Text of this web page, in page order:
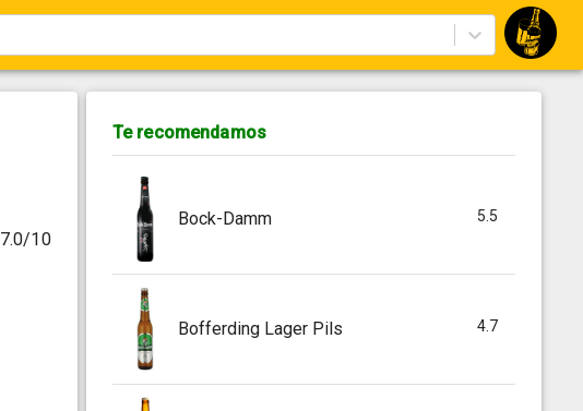
7.0/10
Te recomendamos
Bock-Damm 5.5
Bofferding Lager Pils 4.7